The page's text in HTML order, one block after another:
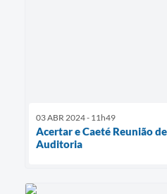
03 ABR 2024 - 11h49
Acertar e Caeté Reunião
Auditoria